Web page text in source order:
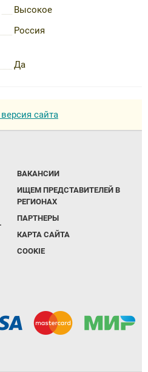
Высокое
Россия
Да
сайта
ВАКАНСИИ
ИЩЕМ ПРЕДСТАВИТЕЛЕЙ В
РЕГИОНАХ
ПАРТНЕРЫ
КАРТА САЙТА
COOKIE